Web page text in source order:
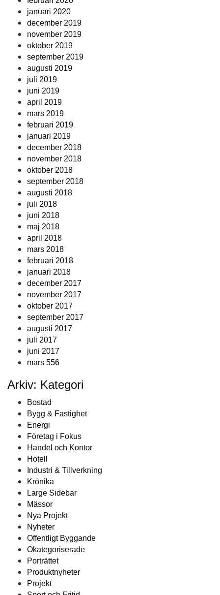
januari 2020
december 2019
november 2019
oktober 2019
september 2019
augusti 2019
juli 2019
juni 2019
april 2019
mars 2019
februari 2019
januari 2019
december 2018
november 2018
oktober 2018
september 2018
augusti 2018
juli 2018
juni 2018
maj 2018
april 2018
mars 2018
februari 2018
januari 2018
december 2017
november 2017
oktober 2017
september 2017
augusti 2017
juli 2017
juni 2017
mars 556
Arkiv: Kategori
Bostad
Bygg & Fastighet
Energi
Företag i Fokus
Handel och Kontor
Hotell
Industri & Tillverkning
Krönika
Large Sidebar
Mässor
Nya Projekt
Nyheter
Offentligt Byggande
Okategoriserade
Porträttet
Produktnyheter
Projekt